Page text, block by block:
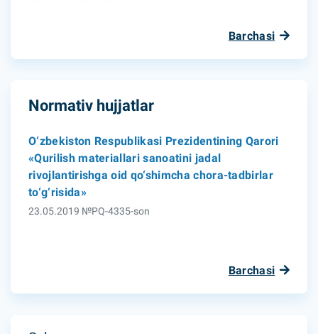
Barchasi
Normativ hujjatlar
O‘zbekiston Respublikasi Prezidentining Qarori
«Qurilish materiallari sanoatini jadal
rivojlantirishga oid qo‘shimcha chora-tadbirlar
to‘g‘risida»
23.05.2019 №PQ-4335-son
Barchasi